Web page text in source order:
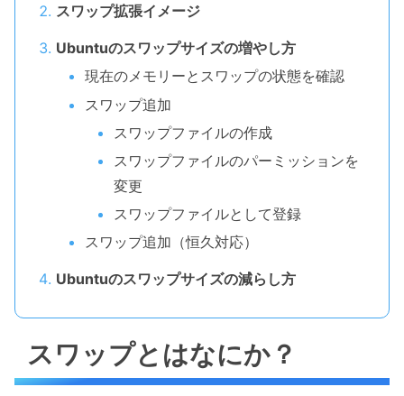
スワップ拡張イメージ
Ubuntuのスワップサイズの増やし方
現在のメモリーとスワップの状態を確認
スワップ追加
スワップファイルの作成
スワップファイルのパーミッションを
変更
スワップファイルとして登録
スワップ追加（恒久対応）
Ubuntuのスワップサイズの減らし方
スワップとはなにか？